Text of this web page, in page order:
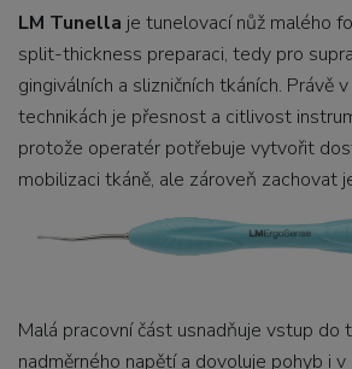
LM Tunella je tunelovací nůž malého
split-thickness preparaci, tedy pro
gingiválních a slizničních tkáních. Právě
technikách je přesnost a citlivost
protože operatér potřebuje vytvořit
mobilizaci tkáně, ale zároveň zachovat
Malá pracovní část usnadňuje vstup do
nadměrného napětí a dovoluje pohyb i